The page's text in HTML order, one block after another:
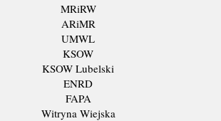
MRiRW
ARiMR
UMWL
KSOW
KSOW Lubelski
ENRD
FAPA
Witryna Wiejska